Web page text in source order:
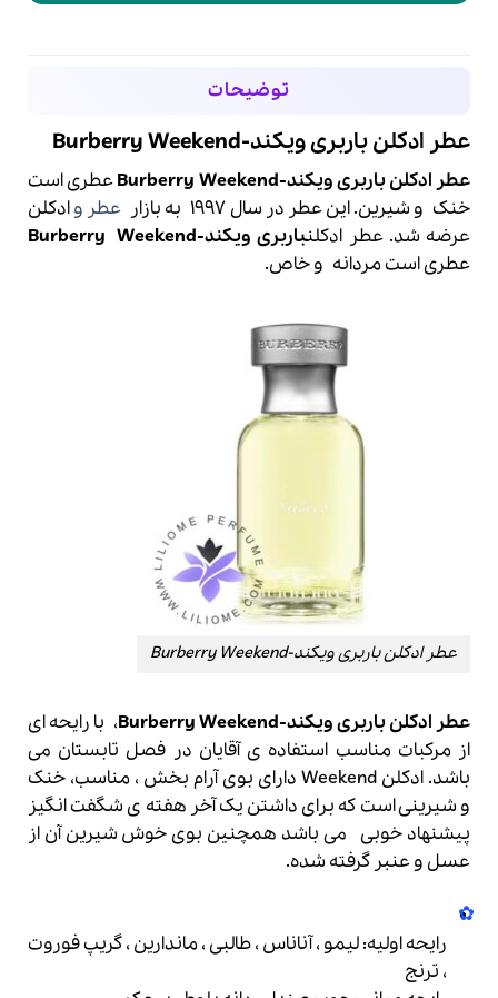
توضیحات
عطر ادکلن باربری ویکند-Burberry Weekend
عطر ادکلن باربری ویکند-Burberry Weekend
عطری است
خنک و شیرین. این عطر در سال 1997 به بازار
عطر وادکلن
عرضه شد. عطر ادکلنباربریویکند- Burberry Weekend
عطری است مردانه و خاص.
عطر ادکلن باربری ویکند-Burberry Weekend
عطر ادکلن باربری ویکند-Burberry Weekend
، با رایحه ای
از مرکبات مناسب استفاده ی آقایان در فصل تابستان می
باشد.
ادکلن Weekend دارای بوی آرام بخش ، مناسب، خنک
و شیرینی است که برای داشتن یک آخر هفته ی شگفت انگیز
پیشنهاد خوبی می باشد همچنین بوی خوش شیرین آن از
عسل و عنبر گرفته شده.
رایحه اولیه: لیمو ، آناناس ، طالبی ، ماندارین ، گریپ فوروت
، ترنج